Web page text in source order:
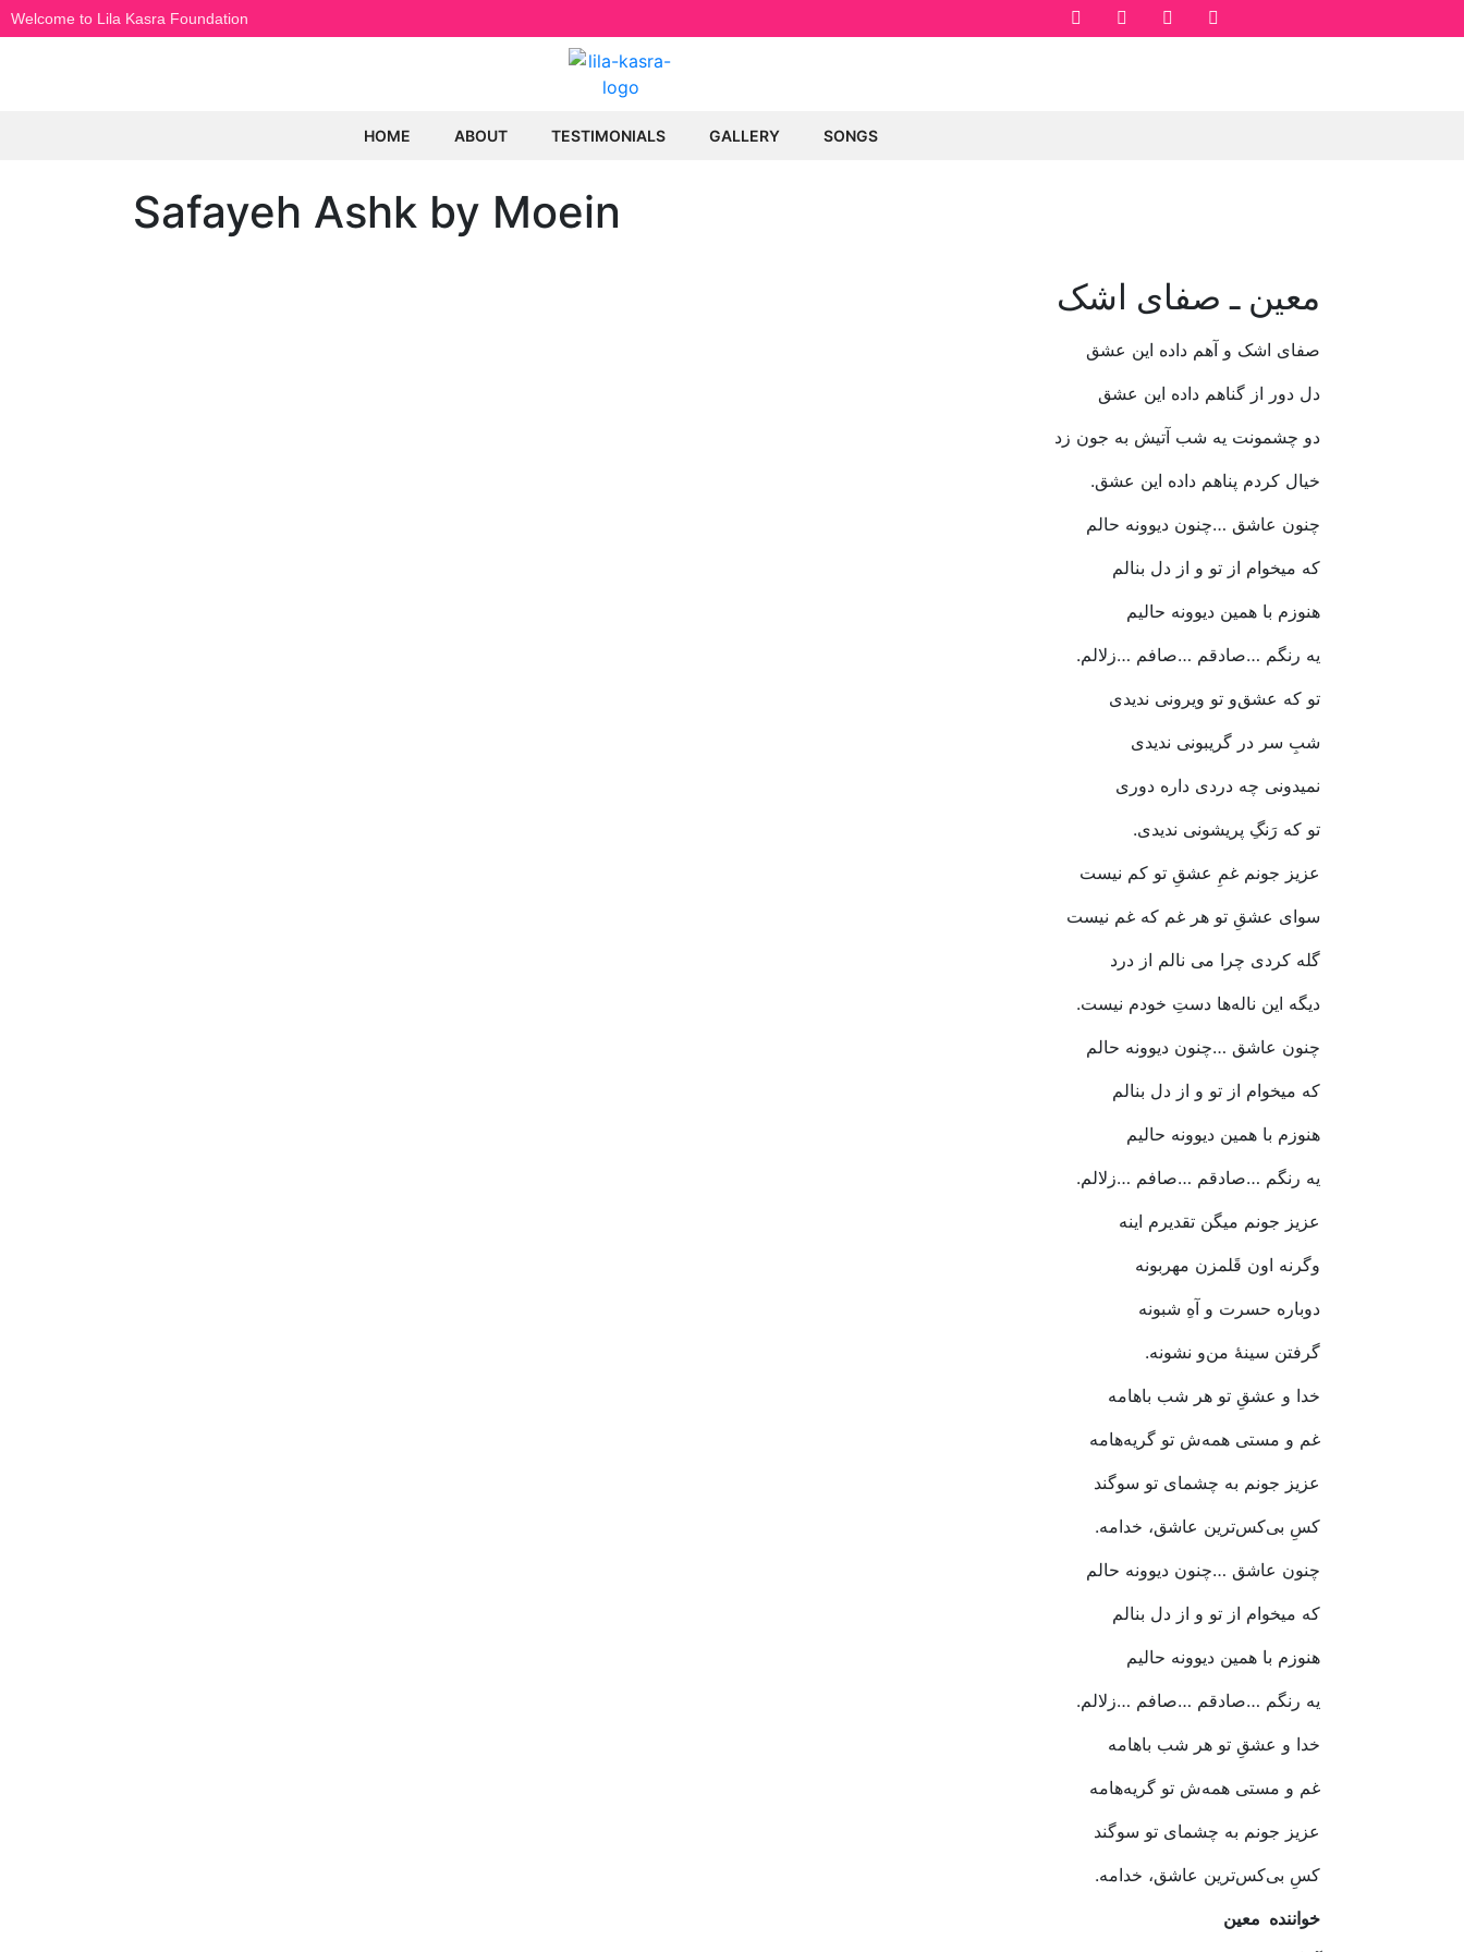
Welcome to Lila Kasra Foundation
HOME ABOUT TESTIMONIALS GALLERY SONGS
Safayeh Ashk by Moein
معین ـ صفای اشک
صفای‭ ‬اشک‭ ‬و‭ ‬آهم‭ ‬داده‭ ‬این‭ ‬عشق‭ ‬
دل‭ ‬دور‭ ‬از‭ ‬گناهم‭ ‬داده‭ ‬این‭ ‬عشق
دو‭ ‬چشمونت‭ ‬یه‭ ‬شب‭ ‬آتیش‭ ‬به‭ ‬جون‭ ‬زد‭ ‬
خیال‭ ‬کردم‭ ‬پناهم‭ ‬داده‭ ‬این‭ ‬عشق‭.‬
چنون‭ ‬عاشق‭… ‬چنون‭ ‬دیوونه‭ ‬حالم‭ ‬
که‭ ‬میخوام‭ ‬از‭ ‬تو‭ ‬و‭ ‬از‭ ‬دل‭ ‬بنالم
هنوزم‭ ‬با‭ ‬همین‭ ‬دیوونه‭ ‬حالیم‭ ‬
یه‭ ‬رنگم‭… ‬صادقم‭… ‬صافم‭… ‬زلالم‭.‬
تو‭ ‬که‭ ‬عشق‌و‭ ‬تو‭ ‬ویرونی‭ ‬ندیدی‭ ‬
شبِ‭ ‬سر‭ ‬در‭ ‬گریبونی‭ ‬ندیدی
نمیدونی‭ ‬چه‭ ‬دردی‭ ‬داره‭ ‬دوری‭ ‬
تو‭ ‬که‭ ‬رَنگِ‭ ‬پریشونی‭ ‬ندیدی‭.‬
عزیز‭ ‬جونم‭ ‬غمِ‭ ‬عشقِ‭ ‬تو‭ ‬کم‭ ‬نیست‭ ‬
سوای‭ ‬عشقِ‭ ‬تو‭ ‬هر‭ ‬غم‭ ‬که‭ ‬غم‭ ‬نیست
گله‭ ‬کردی‭ ‬چرا‭ ‬می‭ ‬نالم‭ ‬از‭ ‬درد‭ ‬
دیگه‭ ‬این‭ ‬ناله‌ها‭ ‬دستِ‭ ‬خودم‭ ‬نیست‭.‬
چنون‭ ‬عاشق‭… ‬چنون‭ ‬دیوونه‭ ‬حالم‭ ‬
که‭ ‬میخوام‭ ‬از‭ ‬تو‭ ‬و‭ ‬از‭ ‬دل‭ ‬بنالم
هنوزم‭ ‬با‭ ‬همین‭ ‬دیوونه‭ ‬حالیم‭ ‬
یه‭ ‬رنگم‭… ‬صادقم‭… ‬صافم‭… ‬زلالم‭.‬
عزیز‭ ‬جونم‭ ‬میگن‭ ‬تقدیرم‭ ‬اینه
وگرنه‭ ‬اون‭ ‬قَلمزن‭ ‬مهربونه
دوباره‭ ‬حسرت‭ ‬‌و‭ ‬آهِ‭ ‬شبونه
گرفتن‭ ‬سینۀ‭ ‬من‌و‭ ‬نشونه‭.‬
خدا‭ ‬و‭ ‬عشقِ‭ ‬تو‭ ‬هر‭ ‬شب‭ ‬باهامه
غم‭ ‬و‭ ‬مستی‭ ‬همه‌ش‭ ‬تو‭ ‬گر‌یه‌هامه
عزیز‭ ‬جونم‭ ‬به‭ ‬چشمای‭ ‬تو‭ ‬سوگند
کسِ‭ ‬بی‌کس‌ترین‭ ‬عاشق،‭ ‬خدامه‭.‬
چنون‭ ‬عاشق‭… ‬چنون‭ ‬دیوونه‭ ‬حالم‭ ‬
که‭ ‬میخوام‭ ‬از‭ ‬تو‭ ‬و‭ ‬از‭ ‬دل‭ ‬بنالم
هنوزم‭ ‬با‭ ‬همین‭ ‬دیوونه‭ ‬حالیم‭ ‬
یه‭ ‬رنگم‭… ‬صادقم‭… ‬صافم‭… ‬زلالم‭.‬
خدا‭ ‬و‭ ‬عشقِ‭ ‬تو‭ ‬هر‭ ‬شب‭ ‬باهامه
غم‭ ‬و‭ ‬مستی‭ ‬همه‌ش‭ ‬تو‭ ‬گر‌یه‌هامه
عزیز‭ ‬جونم‭ ‬به‭ ‬چشمای‭ ‬تو‭ ‬سوگند
کسِ‭ ‬بی‌کس‌ترین‭ ‬عاشق،‭ ‬خدامه‭.‬
خواننده‭ معین‭